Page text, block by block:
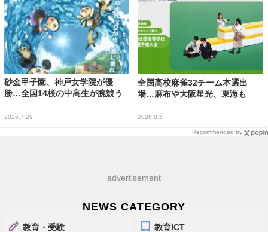
砂金甲子園、神戸女学院が優
勝…全国14校の中高生が腕競う
2026.7.29
全国高校麻雀32チーム本選出
場…麻布や大阪星光、東海も
2026.8.5
Recommended by
advertisement
NEWS CATEGORY
教育・受験 教育ICT